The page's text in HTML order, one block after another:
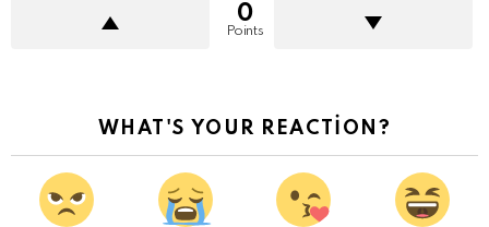
0
Points
WHAT'S YOUR REACTION?